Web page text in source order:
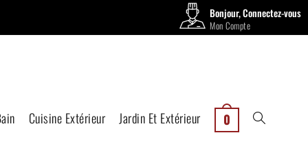
Bonjour, Connectez-vous
Mon Compte
Cuisine Extérieur Jardin Et Extérieur 0